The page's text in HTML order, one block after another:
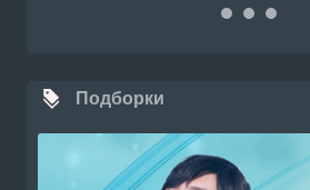
Подборки